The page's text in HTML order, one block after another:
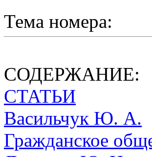
Тема номера:
СОДЕРЖАНИЕ:
СТАТЬИ
Васильчук Ю. А.
Гражданское